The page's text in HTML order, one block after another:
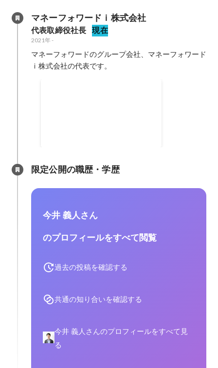
マネーフォワードｉ株式会社
代表取締役社長 現在
2021年-
マネーフォワードのグループ会社、マネーフォワード
ｉ株式会社の代表です。
限定公開の職歴・学歴
今井 義人さん
のプロフィールをすべて閲覧
過去の投稿を確認する
共通の知り合いを確認する
今井 義人さんのプロフィールをすべて見
る